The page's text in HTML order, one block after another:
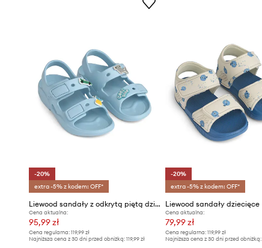
-20%
extra -5% z kodem: OFF*
Liewood sandały z odkrytą piętą dziecięce Lilo Sandals with Charms
Cena aktualna:
95,99 zł
Cena regularna: 119,99 zł
Najniższa cena z 30 dni przed obniżką: 119,99 zł
-20%
extra -5% z kodem: OFF*
Liewood sandały dziecięce
Cena aktualna:
79,99 zł
Cena regularna:119,99 zł
Najniższa cena z 30 dni przed obniżką: